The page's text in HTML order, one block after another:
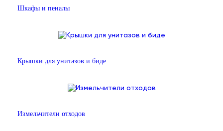
Шкафы и пеналы
Крышки для унитазов и биде
Измельчители отходов